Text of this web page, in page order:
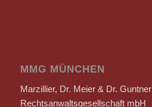
MMG MÜNCHEN
Marzillier, Dr. Meier & Dr. Guntner
Rechtsanwaltsgesellschaft mbH